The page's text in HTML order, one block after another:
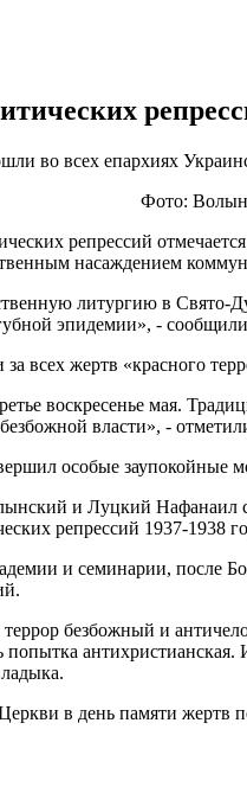
во всех епархиях
Фото:
репрессий
насаждением
литургию в Свято-
эпидемии», -
всех жертв «красного
воскресенье мая.
власти», -
особые заупокойные
и Луцкий Нафанаил
репрессий 1937-1938
и семинарии, после
безбожный и
в день памяти